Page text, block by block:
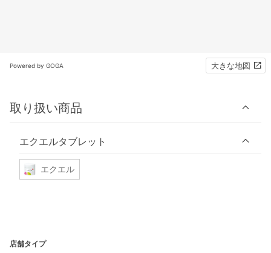
Powered by GOGA 大きな地図
取り扱い商品
エクエルタブレット
エクエル
店舗タイプ